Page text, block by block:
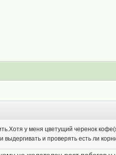
у меня цветущий черенок
и проверять есть ли